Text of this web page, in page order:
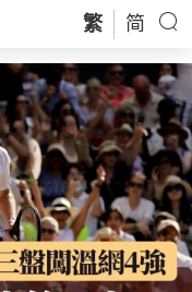
繁 简